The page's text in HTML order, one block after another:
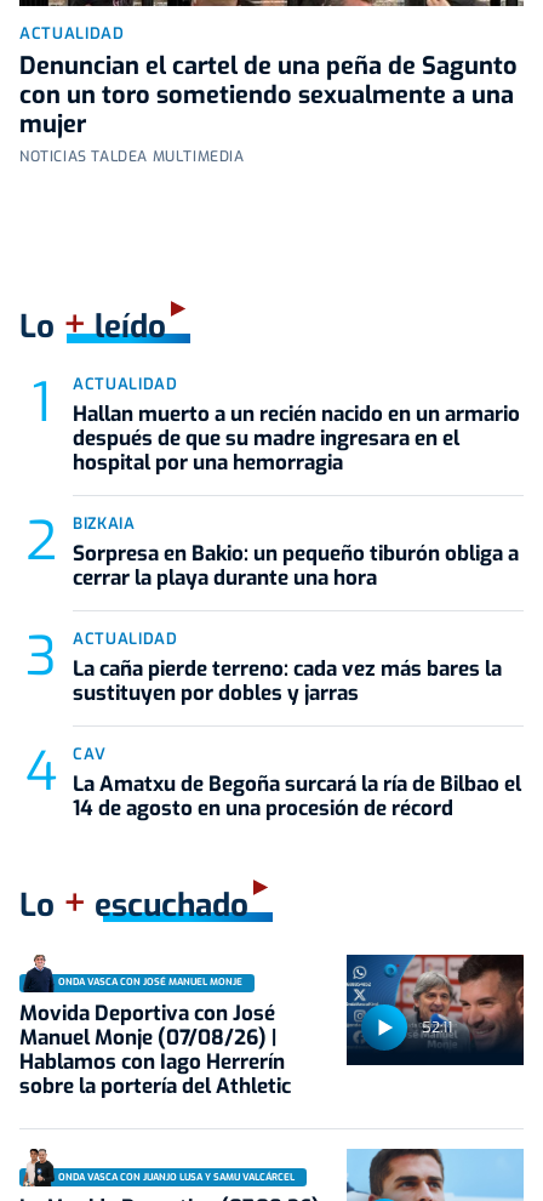
ACTUALIDAD
Denuncian el cartel de una peña de Sagunto
con un toro sometiendo sexualmente a una
mujer
NOTICIAS TALDEA MULTIMEDIA
Lo +leído
ACTUALIDAD
Hallan muerto a un recién nacido en un armario
después de que su madre ingresara en el
hospital por una hemorragia
BIZKAIA
Sorpresa en Bakio: un pequeño tiburón obliga a
cerrar la playa durante una hora
ACTUALIDAD
La caña pierde terreno: cada vez más bares la
sustituyen por dobles y jarras
CAV
La Amatxu de Begoña surcará la ría de Bilbao el
14 de agosto en una procesión de récord
Lo + escuchado
52:11
ONDA VASCA CON JOSÉ MANUEL MONJE
Movida Deportiva con José
Manuel Monje (07/08/26) |
Hablamos con Iago Herrerín
sobre la portería del Athletic
ONDA VASCA CON JUANJO LUSA Y SAMU VALCÁRCEL